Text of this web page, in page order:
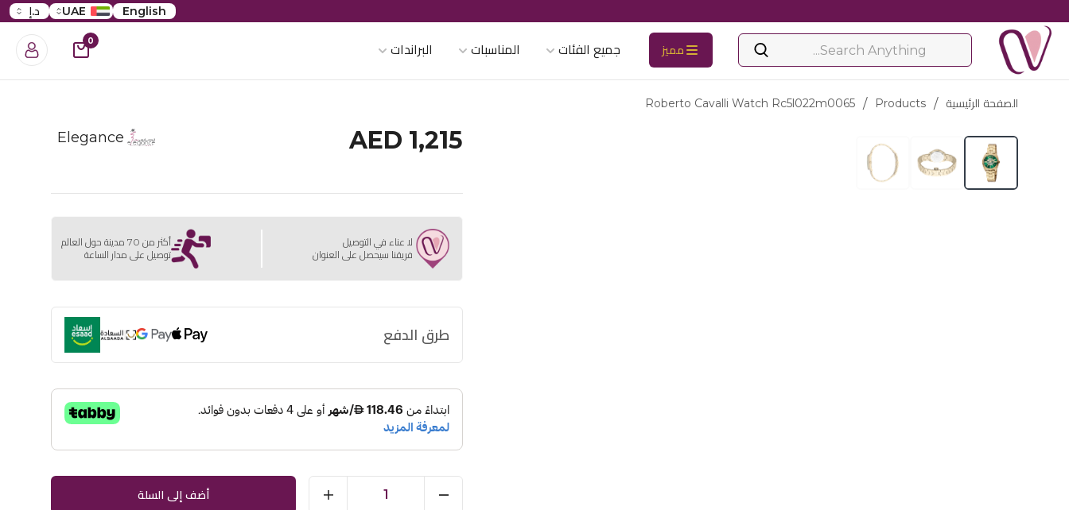
English
UAE د.إ
مميز جميع الفئات المناسبات البراندات
0
الصفحة الرئيسية /
Products
/
Roberto Cavalli Watch Rc5l022m0065
AED 1,215
Elegance
لا عناء في التوصيل
فريقنا سيحصل على العنوان
أكثر من 70 مدينة حول العالم
توصيل على مدار الساعة
طرق الدفع
1 أضف إلى السلة